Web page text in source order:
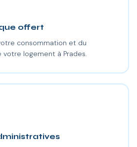
offert
consommation et du
logement à Prades.